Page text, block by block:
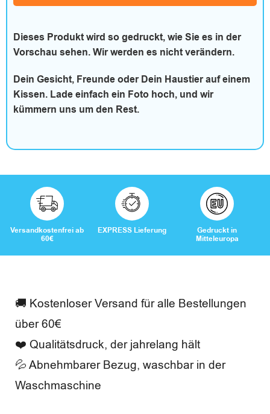
o
h
n
e
n
F
r
e
i
z
i
t
B
Dieses Produkt wird so gedruckt, wie Sie es in der
Vorschau sehen. Wir werden es nicht verändern.
Dein Gesicht, Freunde oder Dein Haustier auf einem
Kissen. Lade einfach ein Foto hoch, und wir
kümmern uns um den Rest.
Versandkostenfrei ab
60€
EXPRESS Lieferung
Gedruckt in
Mitteleuropa
🚚 Kostenloser Versand für alle Bestellungen
über 60€
❤️ Qualitätsdruck, der jahrelang hält
💦 Abnehmbarer Bezug, waschbar in der
Waschmaschine